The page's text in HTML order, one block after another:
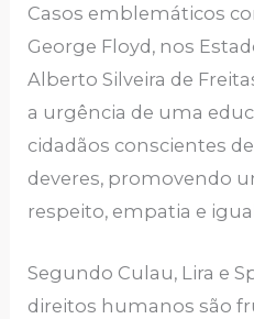
Casos emblemáticos
George Floyd, nos
Alberto Silveira de
a urgência de uma
cidadãos conscientes
deveres, promovendo
respeito, empatia e
Segundo Culau, Lira e
direitos humanos são